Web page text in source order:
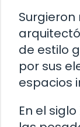
Surgieron
de estilo
por sus
espacios
En el